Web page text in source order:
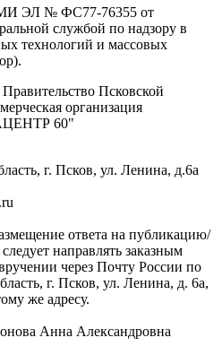
ЭЛ № ФС77-76355 от
службой по надзору в
технологий и массовых
Псковской
организация
60"
г. Псков, ул. Ленина, д.6а
ответа на публикацию/
направлять заказным
через Почту России по
г. Псков, ул. Ленина, д. 6а,
же адресу.
Анна Александровна